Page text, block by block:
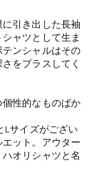
引き出した長袖
ャツとして生ま
ンシャルはその
をプラスしてく
性的なものばか
Lサイズがござい
ット。アウター
オリシャツと名